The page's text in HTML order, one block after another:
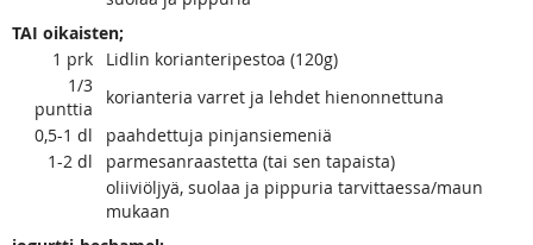
TAI oikaisten;
1 prk
Lidlin korianteripestoa (120g)
1/3
punttia
korianteria varret ja lehdet hienonnettuna
0,5-1 dl
paahdettuja pinjansiemeniä
1-2 dl
parmesanraastetta (tai sen tapaista)
oliiviöljyä, suolaa ja pippuria tarvittaessa/maun
mukaan